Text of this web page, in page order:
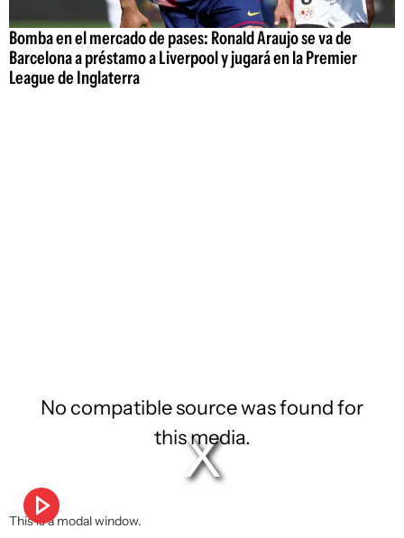
Bomba en el mercado de pases: Ronald Araujo se va de
Barcelona a préstamo a Liverpool y jugará en la Premier
League de Inglaterra
This is a modal window.
No compatible source was found for
this media.